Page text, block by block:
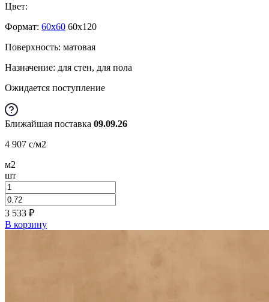
Цвет:
Формат: 60x60 60x120
Поверхность: матовая
Назначение: для стен, для пола
Ожидается поступление
Ближайшая поставка 09.09.26
4 907 c/м2
м2
шт
3 533 ₽
В корзину